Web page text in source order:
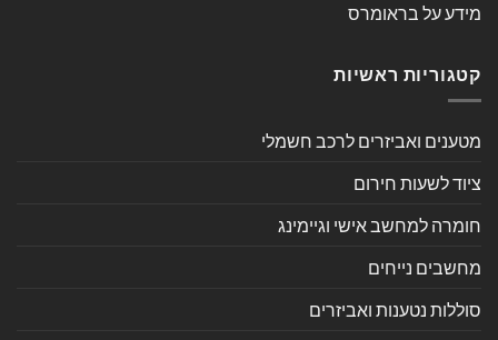
מידע על בראומרס
קטגוריות ראשיות
מטענים ואביזרים לרכב חשמלי
ציוד לשעות חירום
חומרה למחשב אישי וגיימינג
מחשבים נייחים
סוללות נטענות ואביזרים